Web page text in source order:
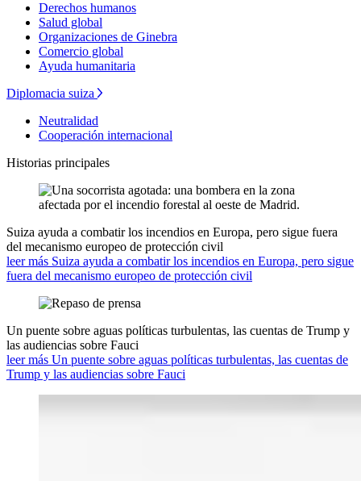
Derechos humanos
Salud global
Organizaciones de Ginebra
Comercio global
Ayuda humanitaria
Diplomacia suiza
Neutralidad
Cooperación internacional
Historias principales
Suiza ayuda a combatir los incendios en Europa, pero sigue fuera
del mecanismo europeo de protección civil
leer más Suiza ayuda a combatir los incendios en Europa, pero sigue
fuera del mecanismo europeo de protección civil
Un puente sobre aguas políticas turbulentas, las cuentas de Trump y
las audiencias sobre Fauci
leer más Un puente sobre aguas políticas turbulentas, las cuentas de
Trump y las audiencias sobre Fauci